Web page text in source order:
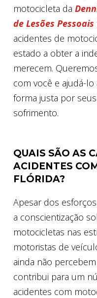
motocicleta da
de Lesões Pessoais
acidentes de
estado a obter a
merecem.
com você e ajudá-
forma justa por
sofrimento.
QUAIS SÃO AS
ACIDENTES
FLÓRIDA?
Apesar dos
a conscientização
motocicletas nas
motoristas de
ainda não
contribui para um
acidentes com